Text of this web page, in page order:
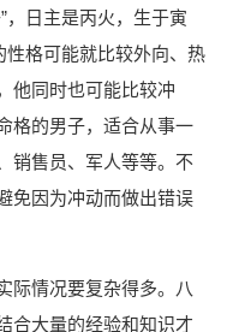
，日主是丙火，生于寅
性格可能就比较外向、热
他同时也可能比较冲
格的男子，适合从事一
销售员、军人等等。不
免因为冲动而做出错误
际情况要复杂得多。八
合大量的经验和知识才